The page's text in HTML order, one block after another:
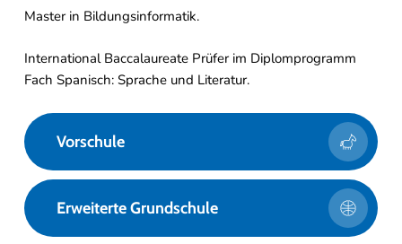
Master in Bildungsinformatik.
International Baccalaureate Prüfer im Diplomprogramm
Fach Spanisch: Sprache und Literatur.
Vorschule
Erweiterte Grundschule